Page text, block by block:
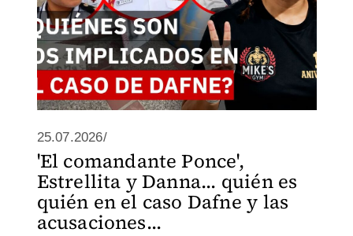
25.07.2026/
'El comandante Ponce',
Estrellita y Danna... quién es
quién en el caso Dafne y las
acusaciones...